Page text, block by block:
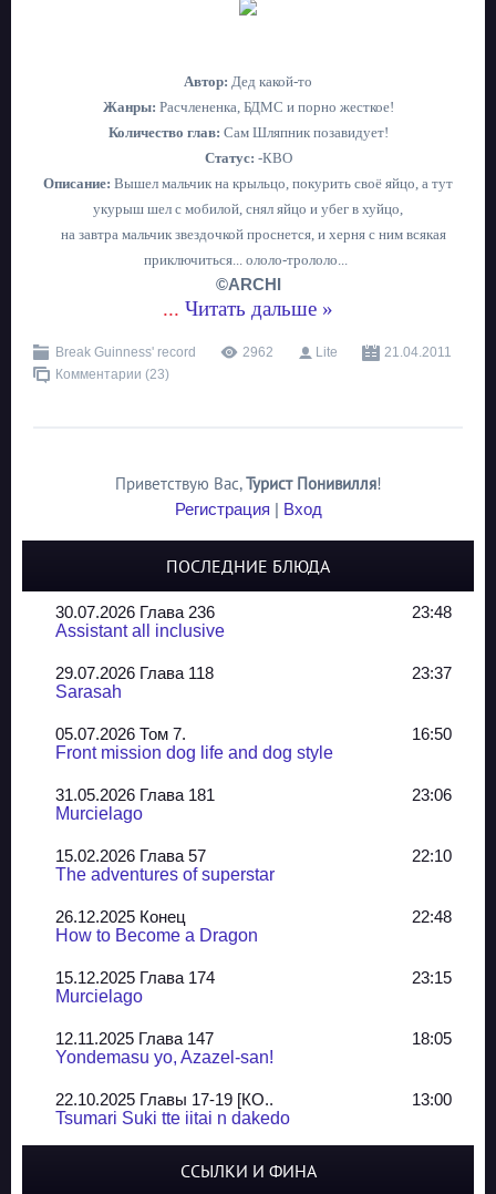
Автор: Дед какой-то
Жанры: Расчлененка, БДМС и порно жесткое!
Количество глав: Сам Шляпник позавидует!
Статус: -КВО
Описание: Вышел мальчик на крыльцо, покурить своё яйцо, а тут
укурыш шел с мобилой, снял яйцо и убег в хуйцо,
на завтра мальчик звездочкой проснется, и херня с ним всякая
приключиться... ололо-трололо...
©ARCHI
... Читать дальше »
Break Guinness' record 2962 Lite
21.04.2011
Комментарии (23)
Приветствую Вас,Турист Понивилля!
Регистрация | Вход
ПОСЛЕДНИЕ БЛЮДА
30.07.2026 Глава 236
23:48
Assistant all inclusive
29.07.2026 Глава 118
23:37
Sarasah
05.07.2026 Том 7.
16:50
Front mission dog life and dog style
31.05.2026 Глава 181
23:06
Murcielago
15.02.2026 Глава 57
22:10
The adventures of superstar
26.12.2025 Конец
22:48
How to Become a Dragon
15.12.2025 Глава 174
23:15
Murcielago
12.11.2025 Глава 147
18:05
Yondemasu yo, Azazel-san!
22.10.2025 Главы 17-19 [КО..
13:00
Tsumari Suki tte iitai n dakedo
ССЫЛКИ И ФИНА